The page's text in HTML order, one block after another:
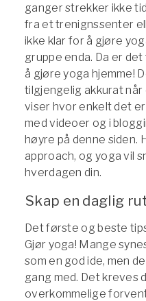
Arbeidsgivere
Pausa Smart
Yogobe för yogalærere
Hotell & konferanse
ganger strekker ikke
fra et trenignssenter
ikke klar for å gjøre
gruppe enda. Da er
å gjøre yoga hjemme!
tilgjengelig akkurat når
viser hvor enkelt det er
med videoer og i
høyre på denne siden.
approach, og yoga vil
hverdagen din.
Skap en daglig
Det første og beste
Gjør yoga! Mange
som en god ide, men
gang med. Det kreves
overkommelige